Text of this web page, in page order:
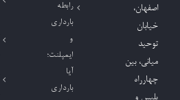
اصفهان،
خیابان
توحید
میانی، بین
چهارراه
پلیس و
رابطه
بارداری
و
ایمپلنت؛
آیا
بارداری